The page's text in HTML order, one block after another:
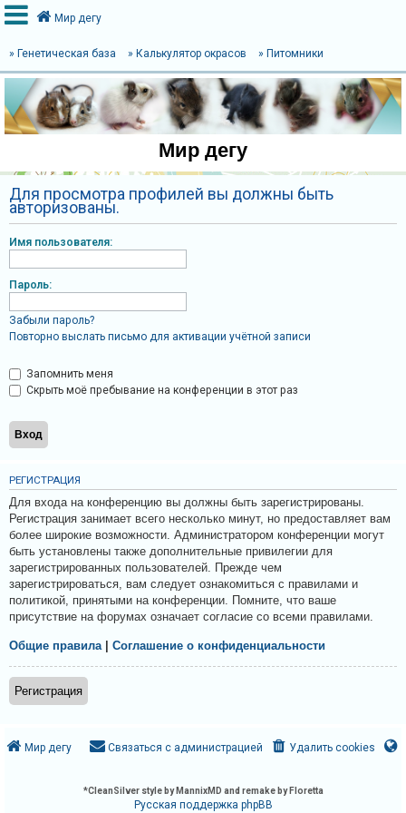
В
х
о
Р
е
г
и
с
т
а
ц
и
я
Т
е
м
ы
б
е
з
о
т
в
т
Мир дегу
» Генетическая база » Калькулятор окрасов » Питомники
Мир дегу
Для просмотра профилей вы должны быть
авторизованы.
Имя пользователя:
Пароль:
Забыли пароль?
Повторно выслать письмо для активации учётной записи
Запомнить меня
Скрыть моё пребывание на конференции в этот раз
РЕГИСТРАЦИЯ
Для входа на конференцию вы должны быть зарегистрированы.
Регистрация занимает всего несколько минут, но предоставляет вам
более широкие возможности. Администратором конференции могут
быть установлены также дополнительные привилегии для
зарегистрированных пользователей. Прежде чем
зарегистрироваться, вам следует ознакомиться с правилами и
политикой, принятыми на конференции. Помните, что ваше
присутствие на форумах означает согласие со всеми правилами.
Общие правила | Соглашение о конфиденциальности
Регистрация
Мир дегу Удалить cookies
Связаться с администрацией
*CleanSilver style by MannixMD and remake by Floretta
Русская поддержка phpBB